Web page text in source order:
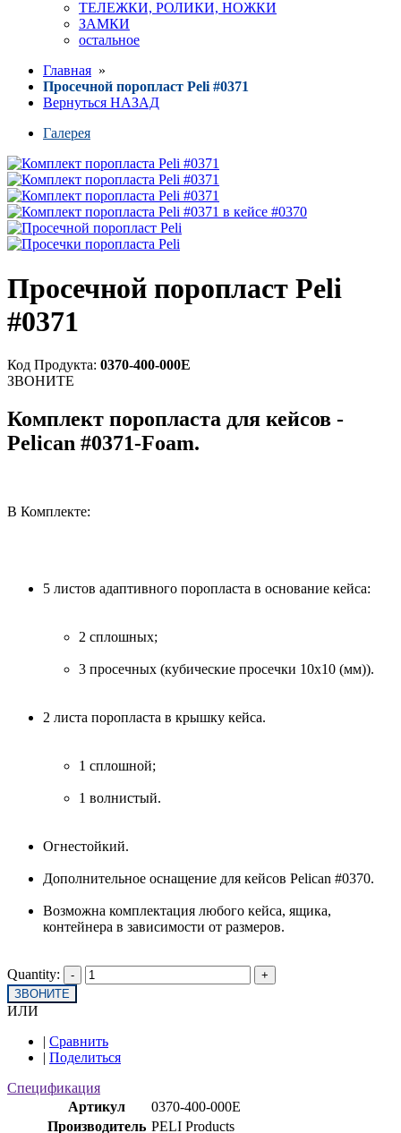
ТЕЛЕЖКИ, РОЛИКИ, НОЖКИ
ЗАМКИ
остальное
Главная »
Просечной поропласт Peli #0371
Вернуться НАЗАД
Галерея
Просечной поропласт Peli
#0371
Код Продукта: 0370-400-000E
ЗВОНИТЕ
Комплект поропласта для кейсов -
Pelican #0371-Foam.
В Комплекте:
5 листов адаптивного поропласта в основание кейса:
2 сплошных;
3 просечных (кубические просечки 10х10 (мм)).
2 листа поропласта в крышку кейса.
1 сплошной;
1 волнистый.
Огнестойкий.
Дополнительное оснащение для кейсов Pelican #0370.
Возможна комплектация любого кейса, ящика,
контейнера в зависимости от размеров.
Quantity:
ЗВОНИТЕ
ИЛИ
| Сравнить
| Поделиться
Спецификация
Артикул
0370-400-000E
Производитель PELI Products